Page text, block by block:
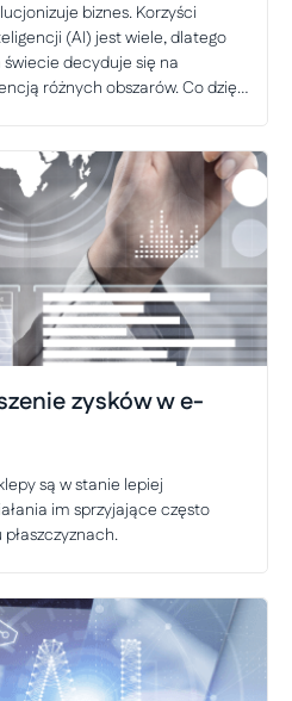
biznes. Korzyści
(AI) jest wiele, dlatego
decyduje się na
różnych obszarów. Co dzięki
zysków w e-
są w stanie lepiej
im sprzyjające często